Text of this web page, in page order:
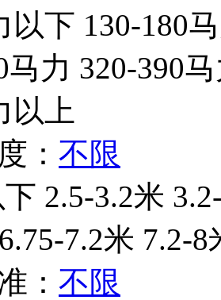
以下 130-180
马力 320-390
以上
： 不限
2.5-3.2米
6.75-7.2米 7.2-8
： 不限